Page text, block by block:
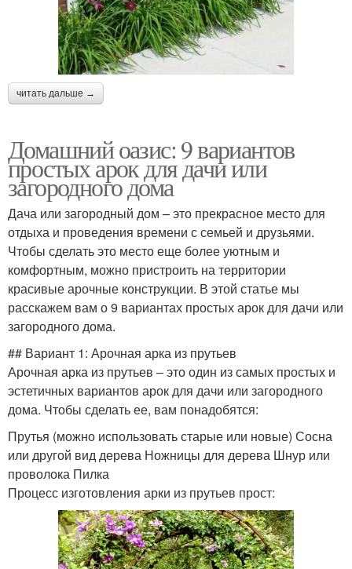
читать дальше →
Домашний оазис: 9 вариантов
простых арок для дачи или
загородного дома
Дача или загородный дом – это прекрасное место для
отдыха и проведения времени с семьей и друзьями.
Чтобы сделать это место еще более уютным и
комфортным, можно пристроить на территории
красивые арочные конструкции. В этой статье мы
расскажем вам о 9 вариантах простых арок для дачи или
загородного дома.
## Вариант 1: Арочная арка из прутьев
Арочная арка из прутьев – это один из самых простых и
эстетичных вариантов арок для дачи или загородного
дома. Чтобы сделать ее, вам понадобятся:
Прутья (можно использовать старые или новые) Сосна
или другой вид дерева Ножницы для дерева Шнур или
проволока Пилка
Процесс изготовления арки из прутьев прост: